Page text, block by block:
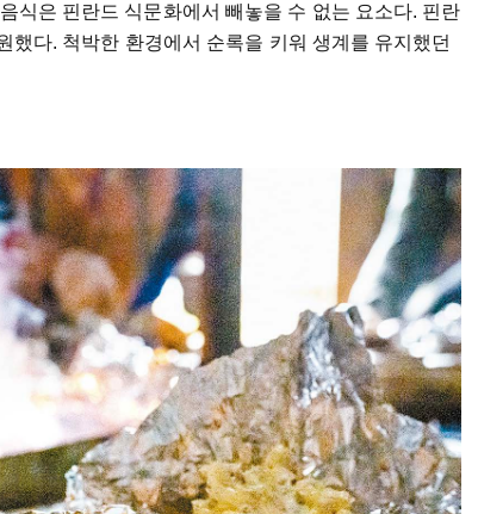
식은 핀란드 식문화에서 빼놓을 수 없는 요소다. 핀란
했다. 척박한 환경에서 순록을 키워 생계를 유지했던